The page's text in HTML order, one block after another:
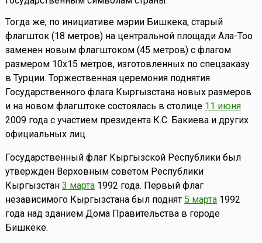
Тогда же, по инициативе мэрии Бишкека, старый
флагшток (18 метров) на центральной площади Ала-Тоо
заменен новым флагштоком (45 метров) с флагом
размером 10х15 метров, изготовленных по спецзаказу
в Турции. Торжественная церемония поднятия
Государственного флага Кыргызстана новых размеров
и на новом флагштоке состоялась в столице 11 июня
2009 года с участием президента К.С. Бакиева и других
официальных лиц.
Государственный флаг Кыргызской Республики был
утвержден Верховным советом Республики
Кыргызстан 3 марта1992 года. Первый флаг
независимого Кыргызстана был поднят 5 марта1992
года над зданием Дома Правительства в городе
Бишкеке.